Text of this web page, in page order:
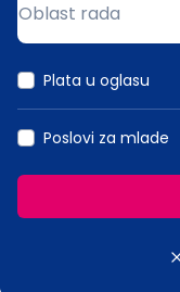
Oblast rada
Plata u oglasu
Poslovi za mlade